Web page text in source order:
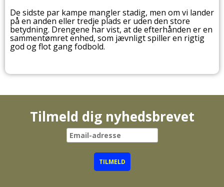
De sidste par kampe mangler stadig, men om vi lander
på en anden eller tredje plads er uden den store
betydning. Drengene har vist, at de efterhånden er en
sammentømret enhed, som jævnligt spiller en rigtig
god og flot gang fodbold.
Tilmeld dig nyhedsbrevet